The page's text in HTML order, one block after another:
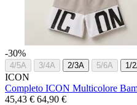
-30%
4/5A 3/4A 2/3A 5/6A 1/
ICON
Completo ICON Multicolore
45,43 € 64,90 €